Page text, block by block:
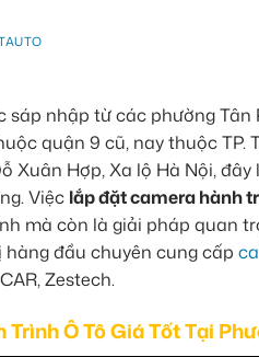
sáp nhập từ các phường Tân
quận 9 cũ, nay thuộc
Xuân Hợp, Xa lộ Hà Nội,
Việc lắp đặt camera hành
mà còn là giải pháp quan
hàng đầu chuyên cung cấp
Zestech.
Ô Tô Giá Tốt Tại